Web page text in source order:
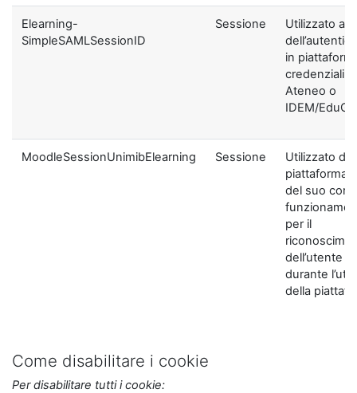
Elearning-
SimpleSAMLSessionID
Sessione
Utilizzato ai
in
credenziali di
Ateneo o
IDEM/
MoodleSessionUnimibElearning Sessione
Utilizzato
piattaforma
del suo
per il
dell’utente
durante
della
Come disabilitare i cookie
Per disabilitare tutti i cookie: